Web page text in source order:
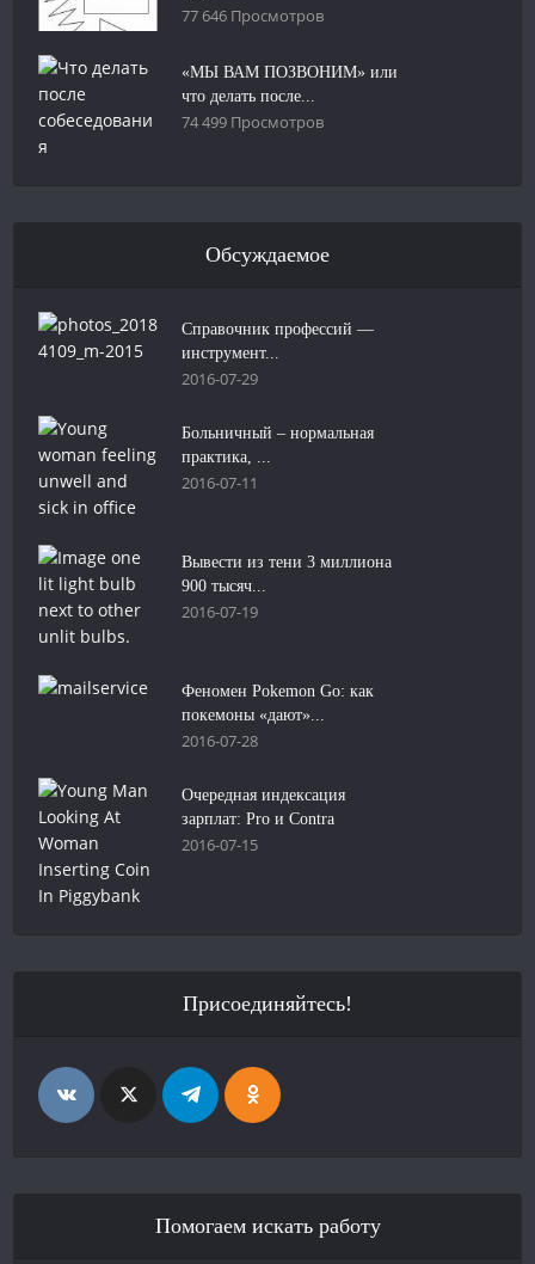
77 646 Просмотров
«МЫ ВАМ ПОЗВОНИМ» или
что делать после...
74 499 Просмотров
Обсуждаемое
Справочник профессий —
инструмент...
2016-07-29
Больничный – нормальная
практика, ...
2016-07-11
Вывести из тени 3 миллиона
900 тысяч...
2016-07-19
Феномен Pokemon Go: как
покемоны «дают»...
2016-07-28
Очередная индексация
зарплат: Pro и Contra
2016-07-15
Присоединяйтесь!
Помогаем искать работу